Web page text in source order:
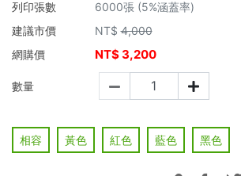
列印張數
6000張 (5%涵蓋率)
建議市價
NT$ 4,000
網購價
NT$3,200
數量
相容 黃色 紅色 藍色 黑色